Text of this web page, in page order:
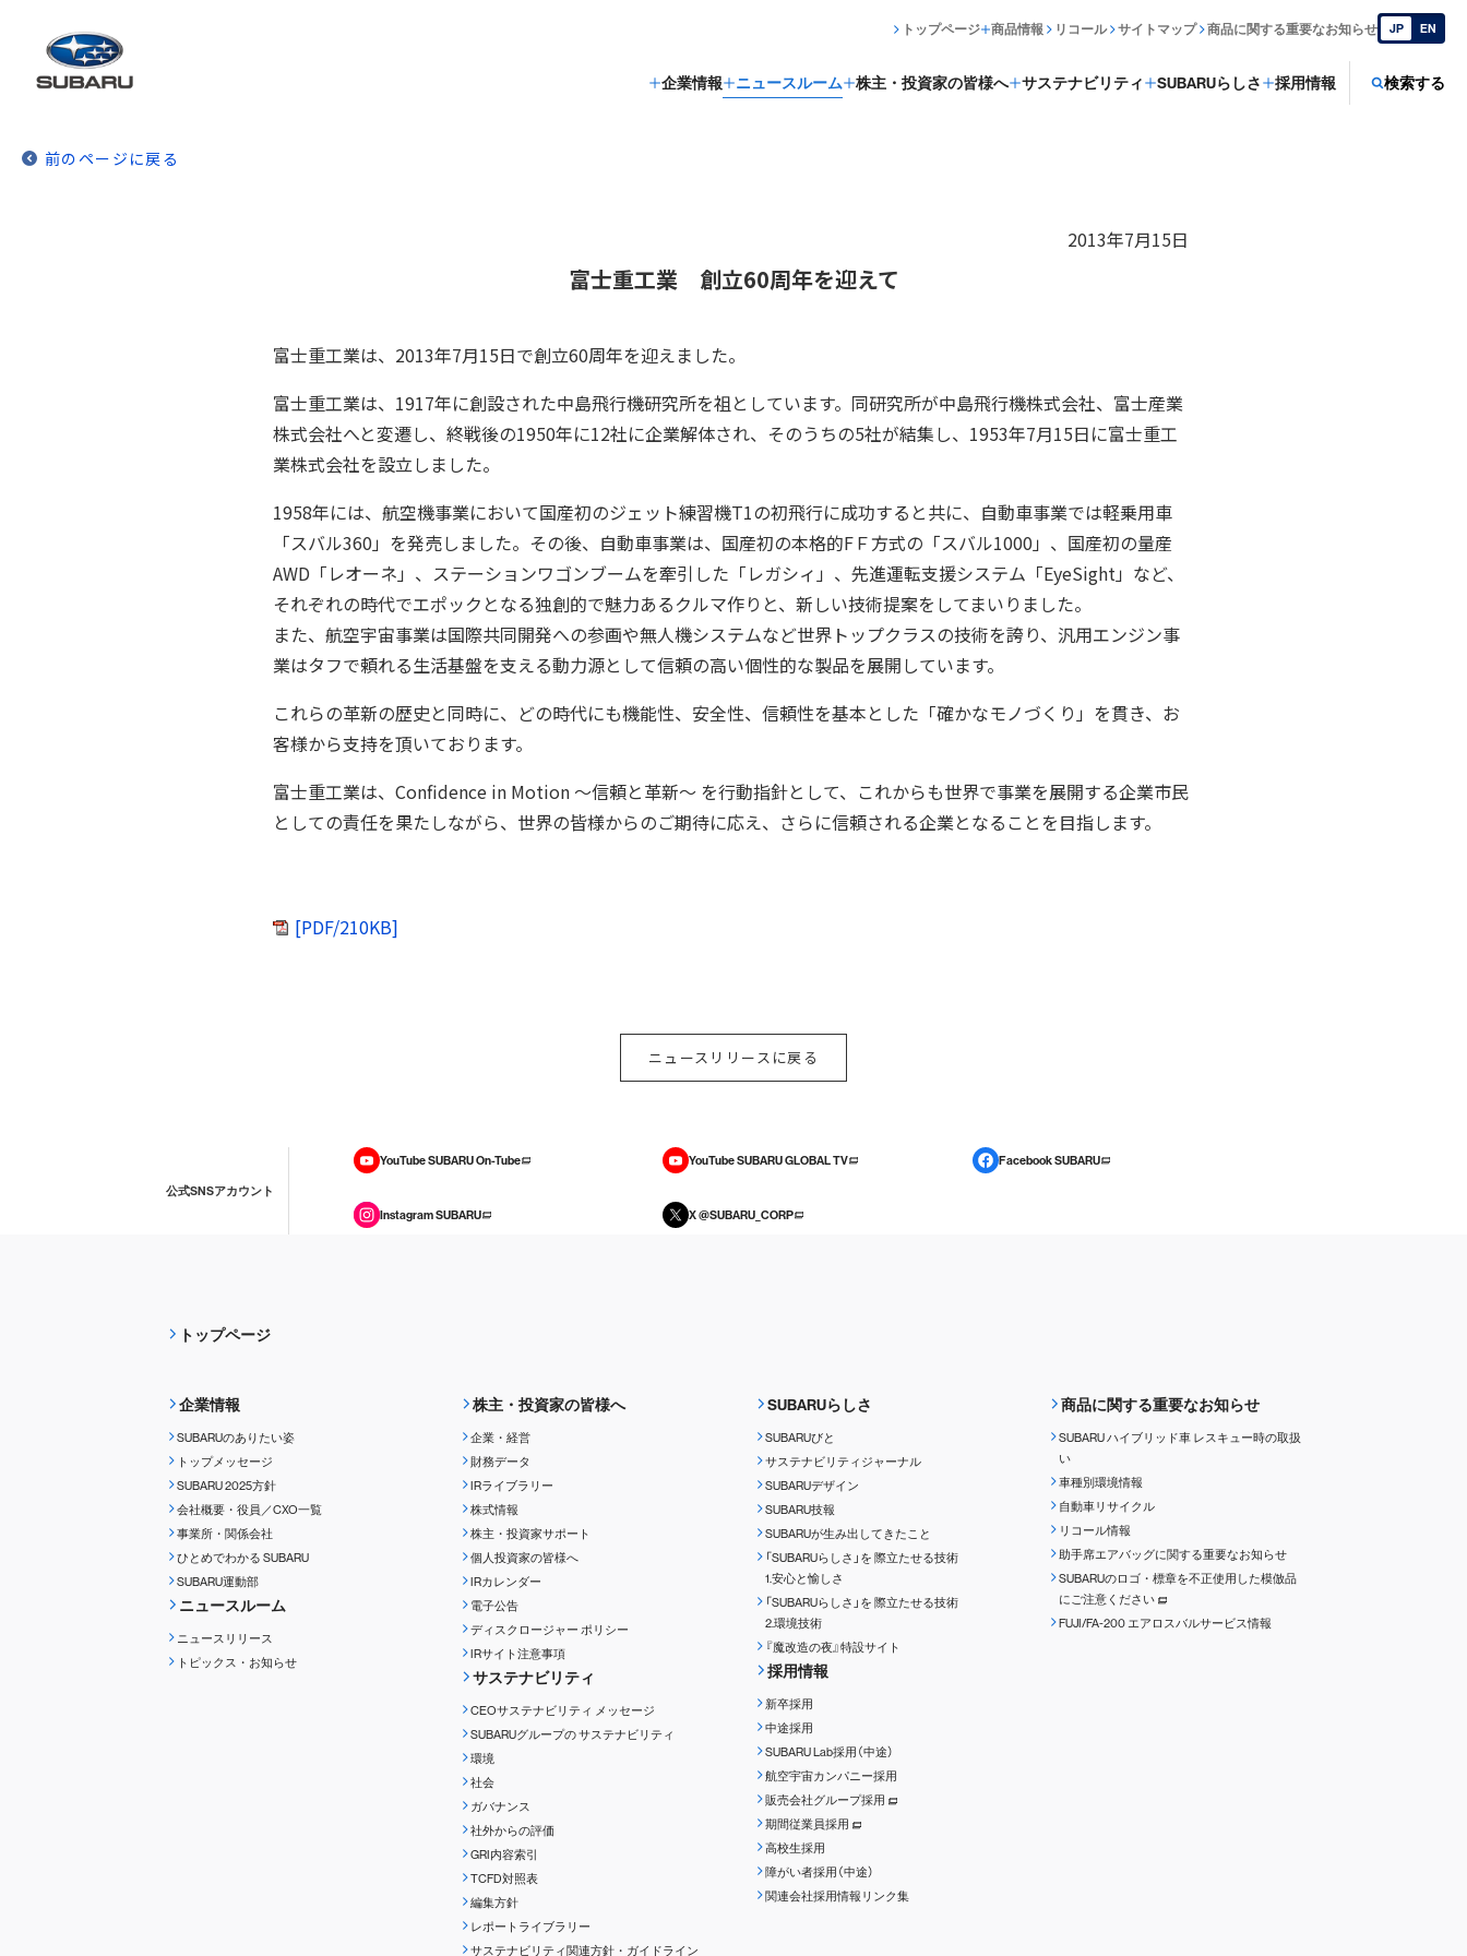
企業情報 ニュースルーム 株主・投資家の皆様へ サステナビリティ SUBARUらしさ 採用情報 検索する
トップページ 商品情報 リコール サイトマップ 商品に関する重要なお知らせ JP EN
前のページに戻る
2013年7月15日
富士重工業 創立60周年を迎えて
富士重工業は、2013年7月15日で創立60周年を迎えました。
富士重工業は、1917年に創設された中島飛行機研究所を祖としています。同研究所が中島飛行機株式会社、富士産業
株式会社へと変遷し、終戦後の1950年に12社に企業解体され、そのうちの5社が結集し、1953年7月15日に富士重工
業株式会社を設立しました。
1958年には、航空機事業において国産初のジェット練習機T1の初飛行に成功すると共に、自動車事業では軽乗用車
「スバル360」を発売しました。その後、自動車事業は、国産初の本格的FＦ方式の「スバル1000」、国産初の量産
AWD「レオーネ」、ステーションワゴンブームを牽引した「レガシィ」、先進運転支援システム「EyeSight」など、
それぞれの時代でエポックとなる独創的で魅力あるクルマ作りと、新しい技術提案をしてまいりました。
また、航空宇宙事業は国際共同開発への参画や無人機システムなど世界トップクラスの技術を誇り、汎用エンジン事
業はタフで頼れる生活基盤を支える動力源として信頼の高い個性的な製品を展開しています。
これらの革新の歴史と同時に、どの時代にも機能性、安全性、信頼性を基本とした「確かなモノづくり」を貫き、お
客様から支持を頂いております。
富士重工業は、Confidence in Motion ～信頼と革新～ を行動指針として、これからも世界で事業を展開する企業市民
としての責任を果たしながら、世界の皆様からのご期待に応え、さらに信頼される企業となることを目指します。
[PDF/210KB]
ニュースリリースに戻る
公式SNSアカウント
YouTube SUBARU On-Tube YouTube SUBARU GLOBAL TV Facebook SUBARU
Instagram SUBARU X @SUBARU_CORP
トップページ
企業情報
SUBARUのありたい姿
トップメッセージ
SUBARU 2025方針
会社概要・役員／CXO一覧
事業所・関係会社
ひとめでわかる SUBARU
SUBARU運動部
ニュースルーム
ニュースリリース
トピックス・お知らせ
株主・投資家の皆様へ
企業・経営
財務データ
IRライブラリー
株式情報
株主・投資家サポート
個人投資家の皆様へ
IRカレンダー
電子公告
ディスクロージャーポリシー
IRサイト注意事項
サステナビリティ
CEOサステナビリティ メッセージ
SUBARUグループのサステナビリティ
環境
社会
ガバナンス
社外からの評価
GRI内容索引
TCFD対照表
編集方針
レポートライブラリー
サステナビリティ関連方針・ガイドライン
SUBARUらしさ
SUBARUびと
サステナビリティジャーナル
SUBARUデザイン
SUBARU技報
SUBARUが生み出してきたこと
「SUBARUらしさ」を 際立たせる技術
1.安心と愉しさ
「SUBARUらしさ」を 際立たせる技術
2.環境技術
『魔改造の夜』特設サイト
採用情報
新卒採用
中途採用
SUBARU Lab採用（中途）
航空宇宙カンパニー採用
販売会社グループ採用
期間従業員採用
高校生採用
障がい者採用（中途）
関連会社採用情報リンク集
商品に関する重要なお知らせ
SUBARU ハイブリッド車 レスキュー時の取扱
い
車種別環境情報
自動車リサイクル
リコール情報
助手席エアバッグに関する重要なお知らせ
SUBARUのロゴ・標章を不正使用した模倣品
にご注意ください
FUJI/FA-200 エアロスバルサービス情報